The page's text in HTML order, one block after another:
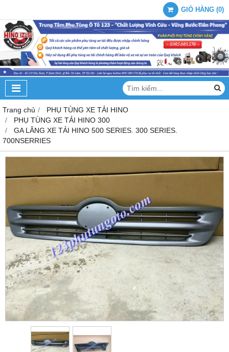
GIỎ HÀNG (0)
Trang chủ
PHỤ TÙNG XE TẢI HINO
PHỤ TÙNG XE TẢI HINO 300
GA LĂNG XE TẢI HINO 500 SERIES. 300 SERIES.
700NSERRIES